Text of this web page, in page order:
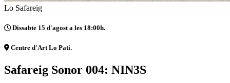
Lo Safareig
Dissabte 15 d'agost a les 18:00h.
Centre d'Art Lo Pati.
Safareig Sonor 004: NIN3S